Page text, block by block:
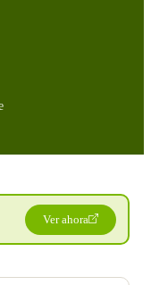
Ver ahora